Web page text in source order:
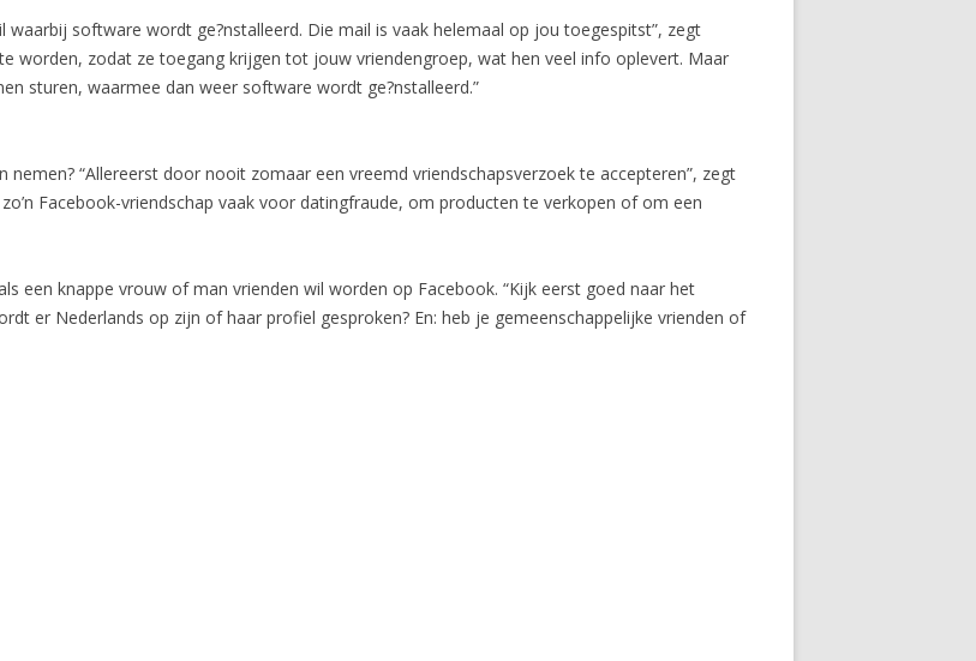
waarbij software wordt ge?nstalleerd. Die mail is vaak helemaal op jou toegespitst”, zegt
worden, zodat ze toegang krijgen tot jouw vriendengroep, wat hen veel info oplevert. Maar
sturen, waarmee dan weer software wordt ge?nstalleerd.”
“Allereerst door nooit zomaar een vreemd vriendschapsverzoek te accepteren”, zegt
zo’n Facebook-vriendschap vaak voor datingfraude, om producten te verkopen of om een
een knappe vrouw of man vrienden wil worden op Facebook. “Kijk eerst goed naar het
er Nederlands op zijn of haar profiel gesproken? En: heb je gemeenschappelijke vrienden of